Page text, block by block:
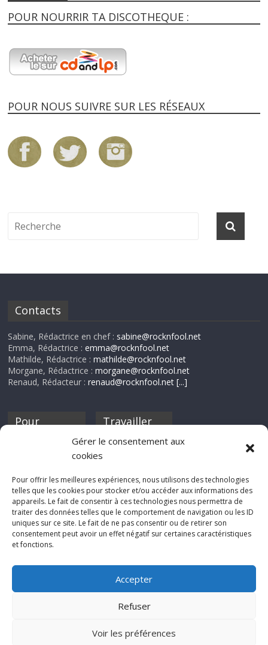
Gérer le consentement aux
cookies
Pour offrir les meilleures expériences, nous utilisons des technologies
telles que les cookies pour stocker et/ou accéder aux informations des
appareils. Le fait de consentir à ces technologies nous permettra de
traiter des données telles que le comportement de navigation ou les ID
uniques sur ce site. Le fait de ne pas consentir ou de retirer son
consentement peut avoir un effet négatif sur certaines caractéristiques
et fonctions.
Accepter
Refuser
Voir les préférences
POUR NOURRIR TA DISCOTHEQUE :
POUR NOUS SUIVRE SUR LES RÉSEAUX
Contacts
Sabine, Rédactrice en chef : sabine@rocknfool.net
Emma, Rédactrice :emma@rocknfool.net
Mathilde, Rédactrice :mathilde@rocknfool.net
Morgane, Rédactrice :morgane@rocknfool.net
Renaud, Rédacteur :renaud@rocknfool.net [...]
Pour
discothèque
Travailler
Si tu souhaites
Rocknfool, n'hésite
pas à nous envoyer
tes chroniques de
concerts, de films,
séries ou des billets
d'humeur :
net